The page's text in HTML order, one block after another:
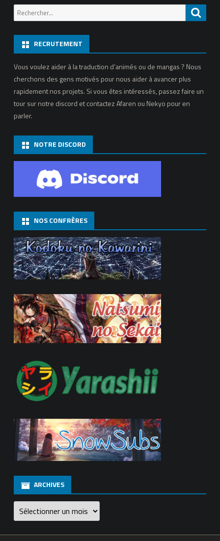
Recherche
pour:
RECRUTEMENT
Vous voulez aider à la traduction d’animés ou de mangas ? Nous
cherchons des gens motivés pour nous aider à avancer plus
rapidement nos projets. Si vous êtes intéressés, passez faire un
tour sur notre discord et contactez Afaren ou Nekyo pour en
parler.
NOTRE DISCORD
NOS CONFRÈRES
ARCHIVES
Archives